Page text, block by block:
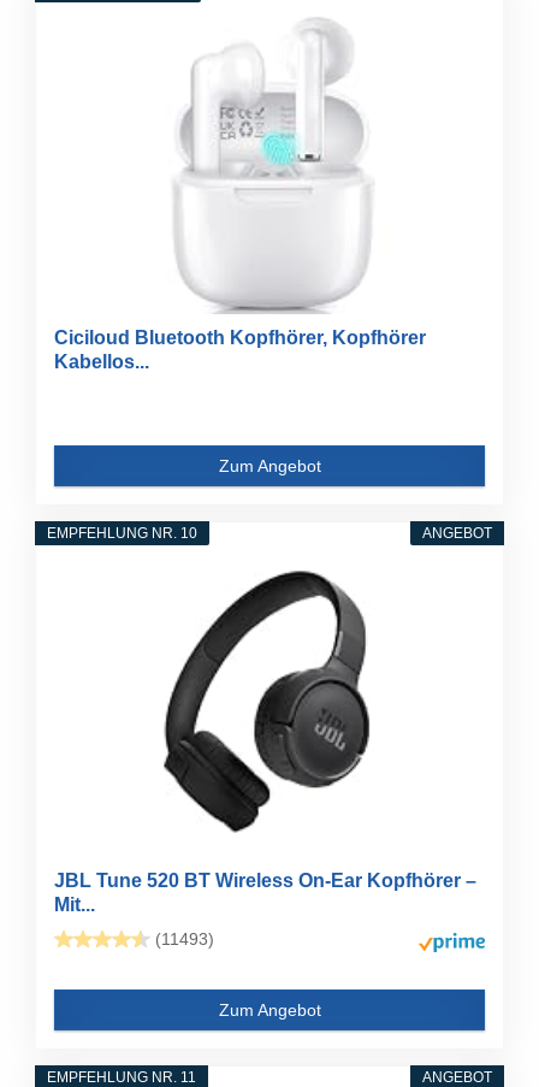
Ciciloud Bluetooth Kopfhörer, Kopfhörer
Kabellos...
Zum Angebot
ANGEBOT
EMPFEHLUNG NR. 10
JBL Tune 520 BT Wireless On-Ear Kopfhörer –
Mit...
(11493)
Zum Angebot
ANGEBOT
EMPFEHLUNG NR. 11